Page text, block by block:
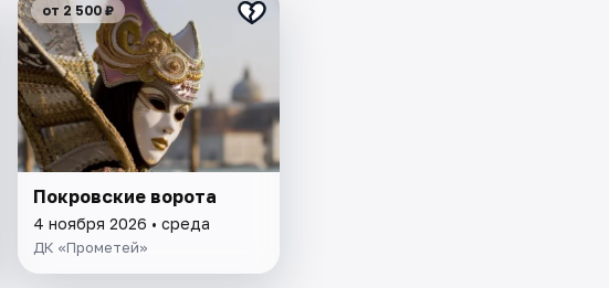
от 2 500 ₽
Покровские ворота
4 ноября 2026 • среда
ДК «Прометей»